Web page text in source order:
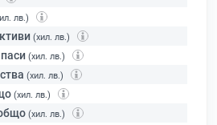
лв.)
(хил. лв.)
(хил. лв.)
(хил. лв.)
(хил. лв.)
(хил. лв.)